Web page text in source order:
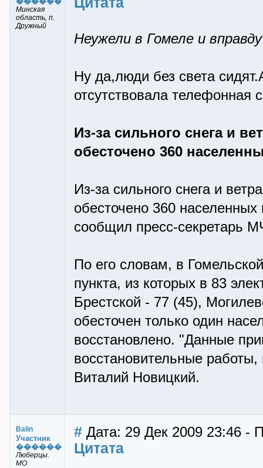
Минская
область, п.
Дружный
Неужели в Гомеле и
Ну да,люди без света
отсутствовала телефонная
Из-за сильного снега и
обесточено 360
Из-за сильного снега и
обесточено 360
сообщил пресс-секретарь
По его словам, в
пункта, из которых в 83
Брестской - 77 (45),
обесточен только один
восстановлено. "Данные
восстановительные
Виталий Новицкий.
Balin
Участник
������
Люберцы.
МО
# Дата: 29 Дек 2009 23:46 -
Цитата